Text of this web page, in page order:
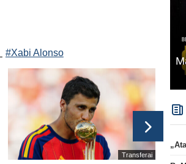
#Xabi Alonso
Transferai